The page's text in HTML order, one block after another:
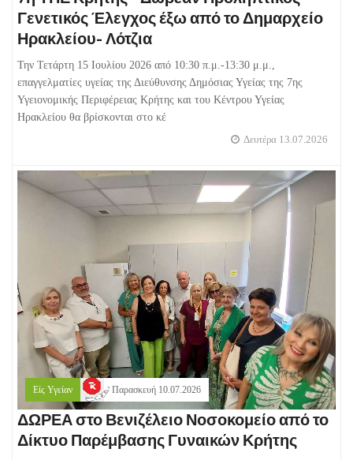
Γενετικός Έλεγχος έξω από το Δημαρχείο
Ηρακλείου- Λότζια
Την Τετάρτη 15 Ιουλίου 2026 από 10:30 π.μ.-13:30 μ.μ.,
επαγγελματίες υγείας της Διεύθυνσης Δημόσιας Υγείας της 7ης
Υγειονομικής Περιφέρειας Κρήτης και του Κέντρου Υγείας
Ηρακλείου θα βρίσκονται στο κέ
Δευτέρα 13.07.2026
Είς Υγείαν Παρασκευή 10.07.2026
ΔΩΡΕΑ στο Βενιζέλειο Νοσοκομείο από το
Δίκτυο Παρέμβασης Γυναικών Κρήτης